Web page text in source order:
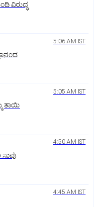
ವಿರುದ್ಧ
5:06 AM IST
5:05 AM IST
ತಾಯಿ
4:50 AM IST
4:45 AM IST